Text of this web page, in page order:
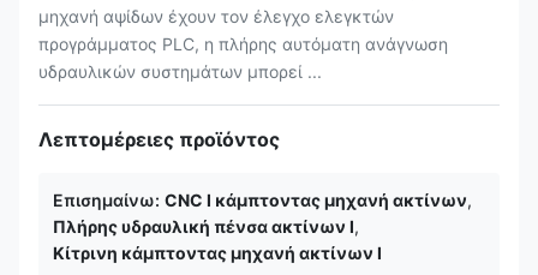
μηχανή αψίδων έχουν τον έλεγχο ελεγκτών
προγράμματος PLC, η πλήρης αυτόματη ανάγνωση
υδραυλικών συστημάτων μπορεί ...
Λεπτομέρειες προϊόντος
Επισημαίνω: CNC Ι κάμπτοντας μηχανή ακτίνων,
Πλήρης υδραυλική πένσα ακτίνων Ι,
Κίτρινη κάμπτοντας μηχανή ακτίνων Ι